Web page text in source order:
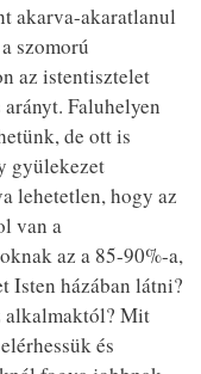
akarva-akaratlanul
szomorú
az istentisztelet
Faluhelyen
de ott is
gyülekezet
lehetetlen, hogy az
van a
az a 85-90%-a,
Isten házában látni?
alkalmaktól? Mit
és